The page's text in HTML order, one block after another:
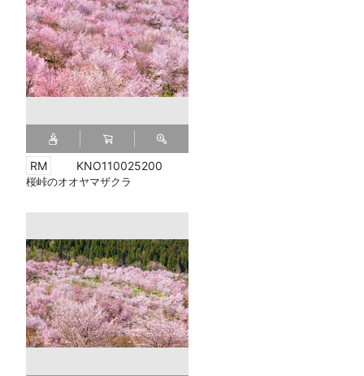
KNO110025200
桜峠のオオヤマザクラ